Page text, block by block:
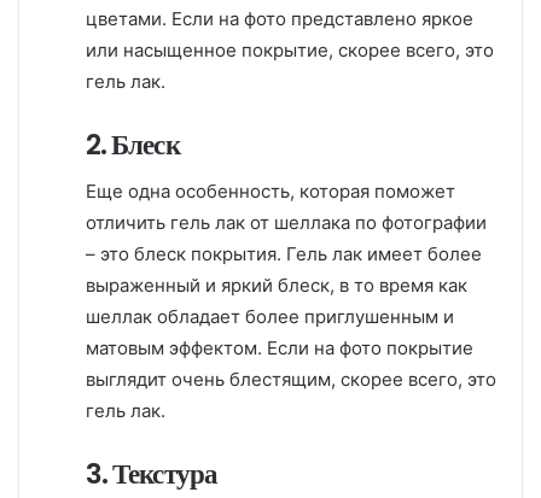
цветами. Если на фото представлено яркое
или насыщенное покрытие, скорее всего, это
гель лак.
2. Блеск
Еще одна особенность, которая поможет
отличить гель лак от шеллака по фотографии
– это блеск покрытия. Гель лак имеет более
выраженный и яркий блеск, в то время как
шеллак обладает более приглушенным и
матовым эффектом. Если на фото покрытие
выглядит очень блестящим, скорее всего, это
гель лак.
3. Текстура